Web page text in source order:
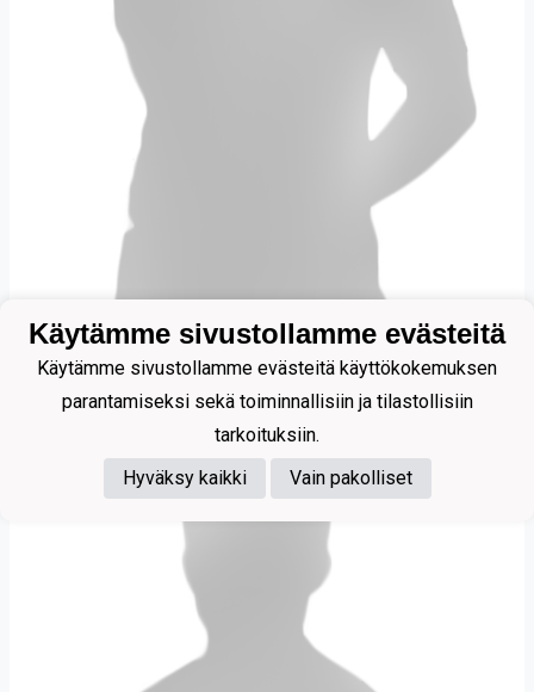
Uusi-Maahi Joonatan
Käytämme sivustollamme evästeitä
Käytämme sivustollamme evästeitä käyttökokemuksen
parantamiseksi sekä toiminnallisiin ja tilastollisiin
tarkoituksiin.
Hyväksy kaikki
Vain pakolliset